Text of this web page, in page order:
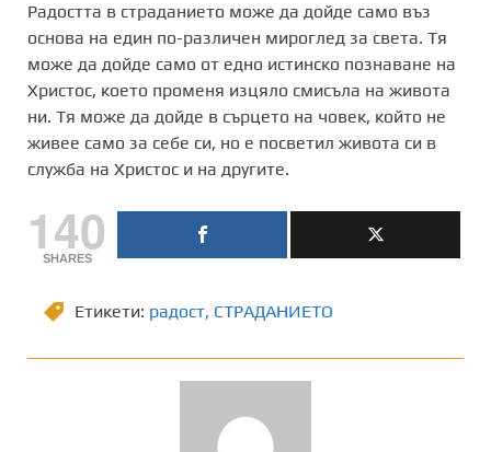
Радостта в страданието може да дойде само въз
основа на един по-различен мироглед за света. Тя
може да дойде само от едно истинско познаване на
Христос, което променя изцяло смисъла на живота
ни. Тя може да дойде в сърцето на човек, който не
живее само за себе си, но е посветил живота си в
служба на Христос и на другите.
140
SHARES
Етикети: радост, СТРАДАНИЕТО